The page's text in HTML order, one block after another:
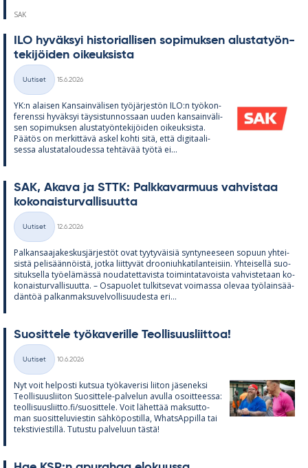
SAK
ILO hy­väk­syi his­to­rial­li­sen so­pi­muk­sen alus­ta­työn­
te­ki­jöi­den oi­keuk­sista
Kategoriat
Uutiset
15.6.2026
YK:n alai­sen Kan­sain­vä­li­sen työ­jär­jes­tön ILO:n työ­kon­
fe­renssi hy­väk­syi täy­sis­tun­nos­saan uu­den kan­sain­vä­li­
sen so­pi­muk­sen alus­ta­työn­te­ki­jöi­den oi­keuk­sista.
Pää­tös on mer­kit­tävä as­kel kohti sitä, että di­gi­taa­li­
sessa alus­ta­ta­lou­dessa teh­tä­vää työtä ei...
SAK, Akava ja STTK: Palk­ka­var­muus vah­vis­taa
ko­ko­nais­tur­val­li­suutta
Kategoriat
Uutiset
12.6.2026
Pal­kan­saa­ja­kes­kus­jär­jes­töt ovat tyy­ty­väi­siä syn­ty­nee­seen so­puun yh­tei­
sistä pe­li­sään­nöistä, jotka liit­ty­vät droo­niuh­ka­ti­lan­tei­siin. Yh­tei­sellä suo­
si­tuk­sella työ­elä­mässä nou­da­tet­ta­vista toi­min­ta­ta­voista vah­vis­te­taan ko­
ko­nais­tur­val­li­suutta. – Os­a­puo­let tul­kit­se­vat voi­massa ole­vaa työ­lain­sää­
dän­töä pal­kan­mak­su­vel­vol­li­suu­desta eri...
Suo­sit­tele työ­ka­ve­rille Teol­li­suus­liit­toa!
Kategoriat
Uutiset
10.6.2026
Nyt voit hel­posti kut­sua työ­ka­ve­risi lii­ton jä­se­neksi
Teol­li­suus­lii­ton Suo­sit­tele-pal­ve­lun avulla osoit­teessa:
teol­li­suus­liitto.fi/suo­sit­tele. Voit lä­het­tää mak­sut­to­
man suo­sit­te­lu­vies­tin säh­kö­pos­tilla, What­sAp­pilla tai
teks­ti­vies­tillä. Tu­tustu pal­ve­luun tästä!